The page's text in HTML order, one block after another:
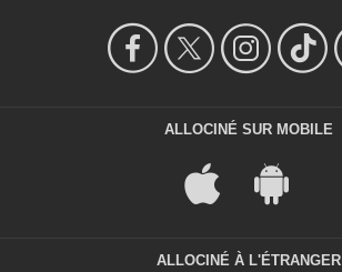
ALLOCINÉ SUR MOBILE
ALLOCINÉ À L'ÉTRANGER